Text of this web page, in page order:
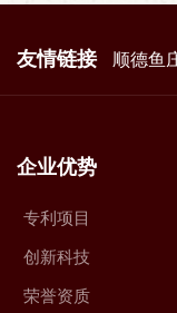
友情链接 顺德鱼
企业优势
专利项目
创新科技
荣誉资质